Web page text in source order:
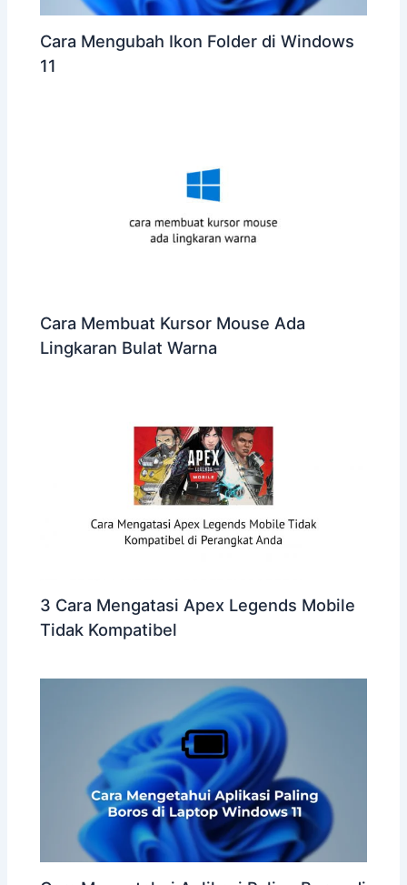
Cara Mengubah Ikon Folder di Windows
11
Cara Membuat Kursor Mouse Ada
Lingkaran Bulat Warna
3 Cara Mengatasi Apex Legends Mobile
Tidak Kompatibel